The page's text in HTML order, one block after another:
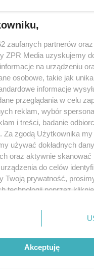
zaufanych partnerów
ZPR Media uzyskujemy
na urządzeniu
osobowe, takie jak
informacje
przeglądania w celu
reklam, wybór
i treści, badanie
Za zgodą Użytkownika
używać dokładnych
oraz aktywnie skanować
do celów
Twoją prywatność,
technologii poprzez
klikając przycisk ustawień
lewym dolnym rogu strony
danych nie wymagają
masz prawo sprzeciwić się
będą miały
Akceptuję